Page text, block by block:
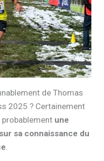
de Thomas
2025 ? Certainement
une
sa connaissance du